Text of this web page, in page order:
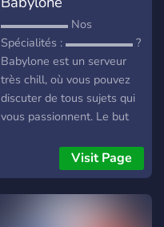
▬▬▬▬▬▬ Nos
Spécialités : ▬▬▬▬▬▬ ?
Babylone est un serveur
très chill, où vous pouvez
discuter de tous sujets qui
vous passionnent. Le but
vous sentiez à l’aise, faire
connaissance, partager et
créer des liens. On est bon
délire et sans prise de
Visit Page